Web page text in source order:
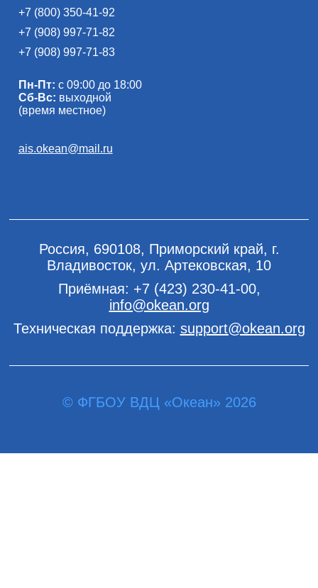
+7 (800) 350-41-92
+7 (908) 997-71-82
+7 (908) 997-71-83
Пн-Пт: с 09:00 до 18:00
Сб-Вс: выходной
(время местное)
ais.okean@mail.ru
Россия, 690108, Приморский край, г.
Владивосток, ул. Артековская, 10
Приёмная: +7 (423) 230-41-00,
info@okean.org
Техническая поддержка: support@okean.org
© ФГБОУ ВДЦ «Океан» 2026